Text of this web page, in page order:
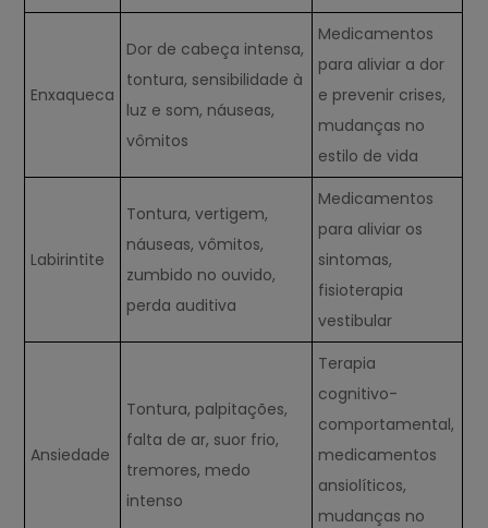
Enxaqueca
Dor de cabeça intensa,
tontura, sensibilidade à
luz e som, náuseas,
vômitos
Medicamentos
para aliviar a dor
e prevenir crises,
mudanças no
estilo de vida
Labirintite
Tontura, vertigem,
náuseas, vômitos,
zumbido no ouvido,
perda auditiva
Medicamentos
para aliviar os
sintomas,
fisioterapia
vestibular
Ansiedade
Tontura, palpitações,
falta de ar, suor frio,
tremores, medo
intenso
Terapia
cognitivo-
comportamental,
medicamentos
ansiolíticos,
mudanças no